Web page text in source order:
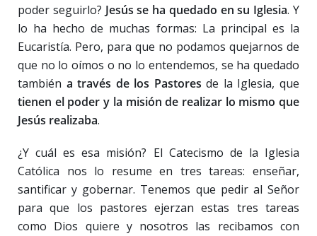
poder seguirlo? Jesús se ha quedado en su Iglesia. Y
lo ha hecho de muchas formas: La principal es la
Eucaristía. Pero, para que no podamos quejarnos de
que no lo oímos o no lo entendemos, se ha quedado
también a través de los Pastores de la Iglesia, que
tienen el poder y la misión de realizar lo mismo que
Jesús realizaba.
¿Y cuál es esa misión? El Catecismo de la Iglesia
Católica nos lo resume en tres tareas: enseñar,
santificar y gobernar. Tenemos que pedir al Señor
para que los pastores ejerzan estas tres tareas
como Dios quiere y nosotros las recibamos con